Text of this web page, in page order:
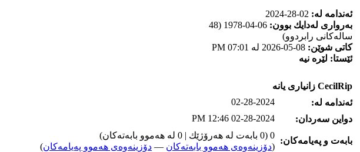
ئه‌ندامه‌ له‌:
به‌رواری له‌دایك بوون:
06-04-1978 (48
ساله‌كانی رابردوو)
كاتی شوێن:
ئێستا: لێره‌ نیه‌
CecilRip زانیاری یانه‌
ئه‌ندامه‌ له‌:
02-28-2024
دواین سه‌ردان:
02-28-2024 12:46 PM
بابه‌ت و په‌یامه‌کان:
0 (0 بابه‌ت له‌ هه‌رۆژێك | 0 له‌ هه‌موو بابه‌ته‌كان)
(دۆزینه‌وه‌ی هه‌موو بابه‌ته‌کان — دۆزینه‌وه‌ی هه‌موو په‌یامه‌کان)